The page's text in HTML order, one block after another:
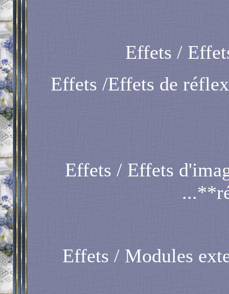
Effets /
Effets /Effets de
Effets / Effets
Effets / Modules